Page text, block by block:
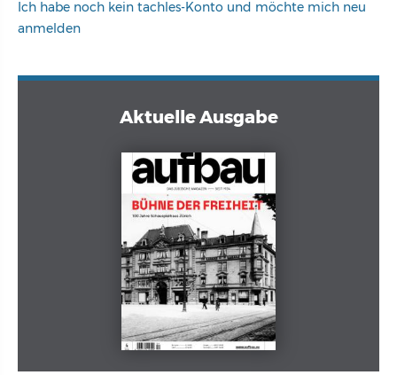
Ich habe noch kein tachles-Konto und möchte mich neu
anmelden
Aktuelle Ausgabe